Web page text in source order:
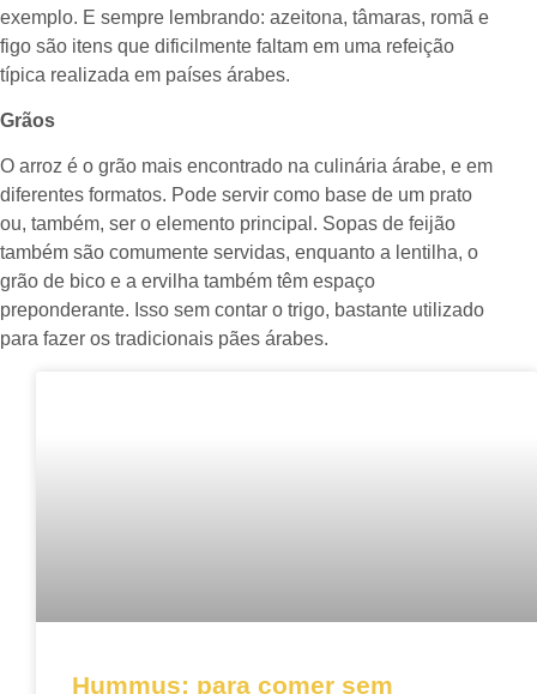
exemplo. E sempre lembrando: azeitona, tâmaras, romã e
figo são itens que dificilmente faltam em uma refeição
típica realizada em países árabes.
Grãos
O arroz é o grão mais encontrado na culinária árabe, e em
diferentes formatos. Pode servir como base de um prato
ou, também, ser o elemento principal. Sopas de feijão
também são comumente servidas, enquanto a lentilha, o
grão de bico e a ervilha também têm espaço
preponderante. Isso sem contar o trigo, bastante utilizado
para fazer os tradicionais pães árabes.
Hummus: para comer sem